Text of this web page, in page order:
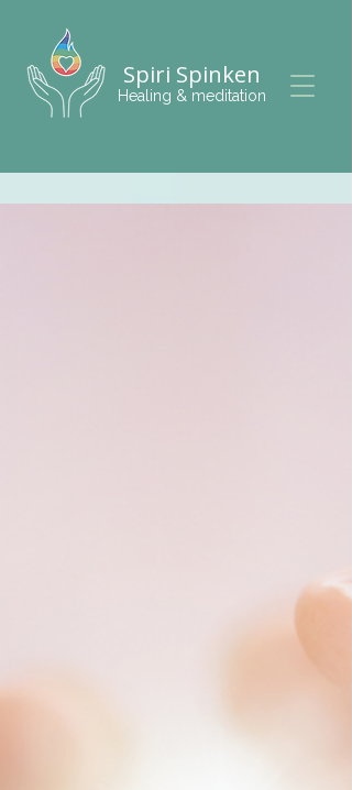
Spiri Spinken
Healing & meditation